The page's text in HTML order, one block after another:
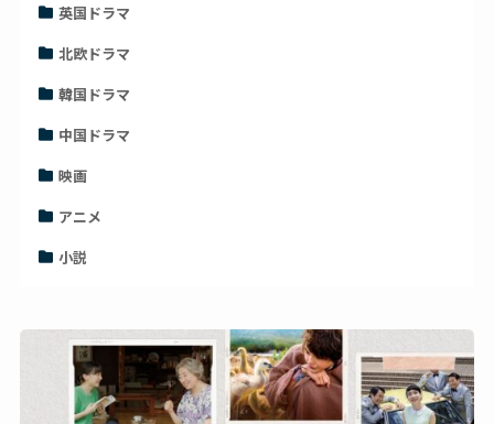
英国ドラマ
北欧ドラマ
韓国ドラマ
中国ドラマ
映画
アニメ
小説